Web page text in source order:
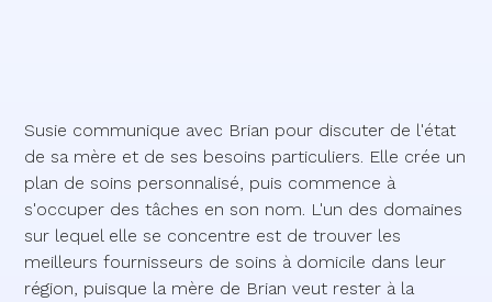
Susie communique avec Brian pour discuter de l'état
de sa mère et de ses besoins particuliers. Elle crée un
plan de soins personnalisé, puis commence à
s'occuper des tâches en son nom. L'un des domaines
sur lequel elle se concentre est de trouver les
meilleurs fournisseurs de soins à domicile dans leur
région, puisque la mère de Brian veut rester à la